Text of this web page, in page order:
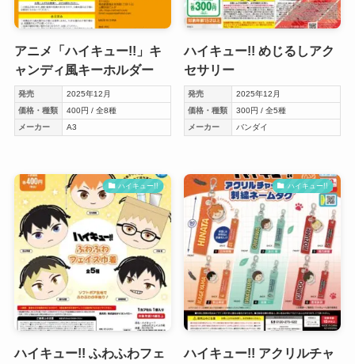
アニメ「ハイキュー!!」キ
ャンディ風キーホルダー
発売
2025年12月
価格・種類
400円 / 全8種
メーカー
A3
ハイキュー!! めじるしアク
セサリー
発売
2025年12月
価格・種類
300円 / 全5種
メーカー
バンダイ
ハイキュー!!
ハイキュー!! ふわふわフェ
ハイキュー!!
ハイキュー!! アクリルチャ